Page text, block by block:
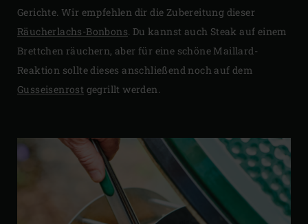
Gerichte. Wir empfehlen dir die Zubereitung dieser
Räucherlachs-Bonbons . Du kannst auch Steak auf einem
Brettchen räuchern, aber für eine schöne Maillard-
Reaktion sollte dieses anschließend noch auf dem
Gusseisenrost gegrillt werden.